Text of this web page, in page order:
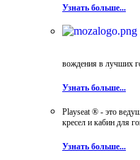
Узнать больше...
вождения в лучших
Узнать больше...
Playseat ® - это
кресел и кабин для
Узнать больше...